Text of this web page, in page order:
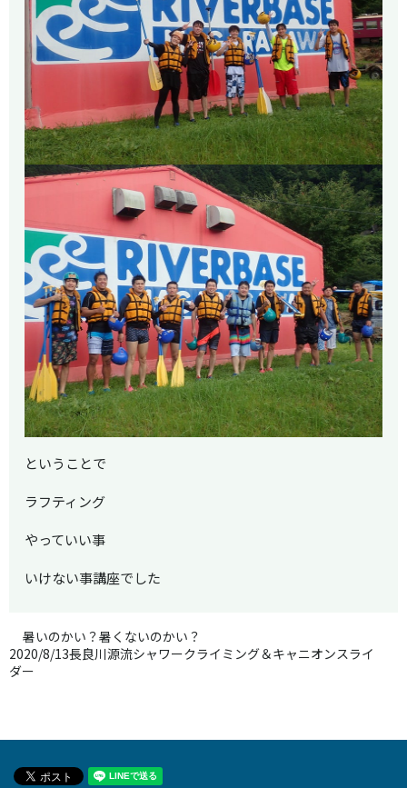
ということで
ラフティング
やっていい事
いけない事講座でした
暑いのかい？暑くないのかい？
2020/8/13長良川源流シャワークライミング＆キャニオンスライ
ダー